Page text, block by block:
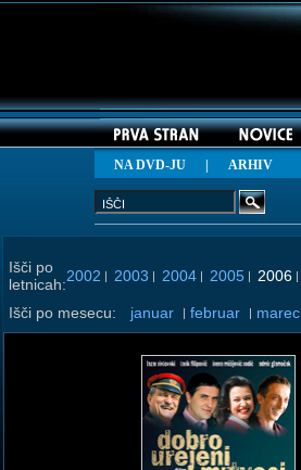
NA DVD-JU| ARHIV
Išči po
letnicah:2002 | 2003 | 2004 | 2005 | 2006 |
Išči po mesecu: januar | februar | marec